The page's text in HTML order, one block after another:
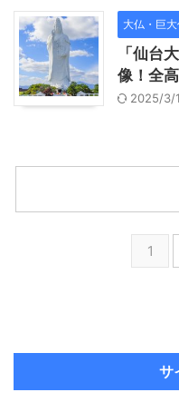
大仏・巨
「仙台
像！全
2025/3/
1
サ